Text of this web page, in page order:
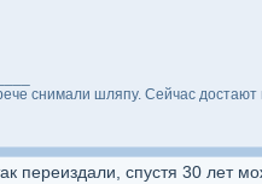
снимали шляпу. Сейчас
переиздали, спустя 30 лет